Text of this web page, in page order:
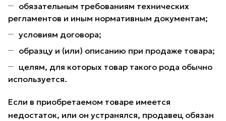
обязательным требованиям технических
регламентов и иным нормативным документам;
условиям договора;
образцу и (или) описанию при продаже товара;
целям, для которых товар такого рода обычно
используется.
Если в приобретаемом товаре имеется
недостаток, или он устранялся, продавец обязан